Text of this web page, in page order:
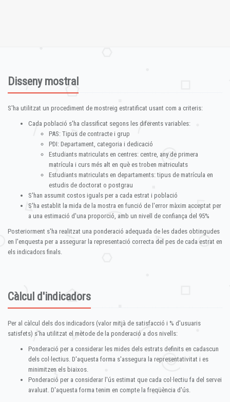
Disseny mostral
S'ha utilitzat un procediment de mostreig estratificat usant com a criteris:
Cada població s'ha classificat segons les diferents variables:
PAS: Tipus de contracte i grup
PDI: Departament, categoria i dedicació
Estudiants matriculats en centres: centre, any de primera
matrícula i curs més alt en què es troben matriculats
Estudiants matriculats en departaments: tipus de matrícula en
estudis de doctorat o postgrau
S'han assumit costos iguals per a cada estrat i població
S'ha establit la mida de la mostra en funció de l'error màxim acceptat per
a una estimació d'una proporció, amb un nivell de confiança del 95%
Posteriorment s'ha realitzat una ponderació adequada de les dades obtingudes
en l'enquesta per a assegurar la representació correcta del pes de cada estrat en
els indicadors finals.
Càlcul d'indicadors
Per al càlcul dels dos indicadors (valor mitjà de satisfacció i % d'usuaris
satisfets) s'ha utilitzat el mètode de la ponderació a dos nivells:
Ponderació per a considerar les mides dels estrats definits en cadascun
dels col·lectius. D'aquesta forma s'assegura la representativitat i es
minimitzen els biaixos.
Ponderació per a considerar l'ús estimat que cada col·lectiu fa del servei
avaluat. D'aquesta forma tenim en compte la freqüència d'ús.